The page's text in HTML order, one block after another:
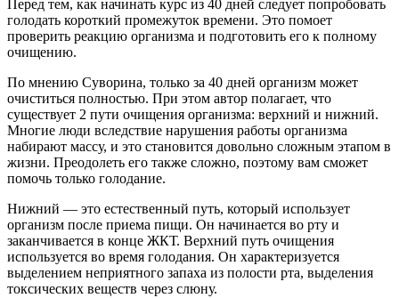
Перед тем, как начинать курс из 40 дней следует попробовать
голодать короткий промежуток времени. Это помоет
проверить реакцию организма и подготовить его к полному
очищению.
По мнению Суворина, только за 40 дней организм может
очиститься полностью. При этом автор полагает, что
существует 2 пути очищения организма: верхний и нижний.
Многие люди вследствие нарушения работы организма
набирают массу, и это становится довольно сложным этапом в
жизни. Преодолеть его также сложно, поэтому вам сможет
помочь только голодание.
Нижний — это естественный путь, который использует
организм после приема пищи. Он начинается во рту и
заканчивается в конце ЖКТ. Верхний путь очищения
используется во время голодания. Он характеризуется
выделением неприятного запаха из полости рта, выделения
токсических веществ через слюну.